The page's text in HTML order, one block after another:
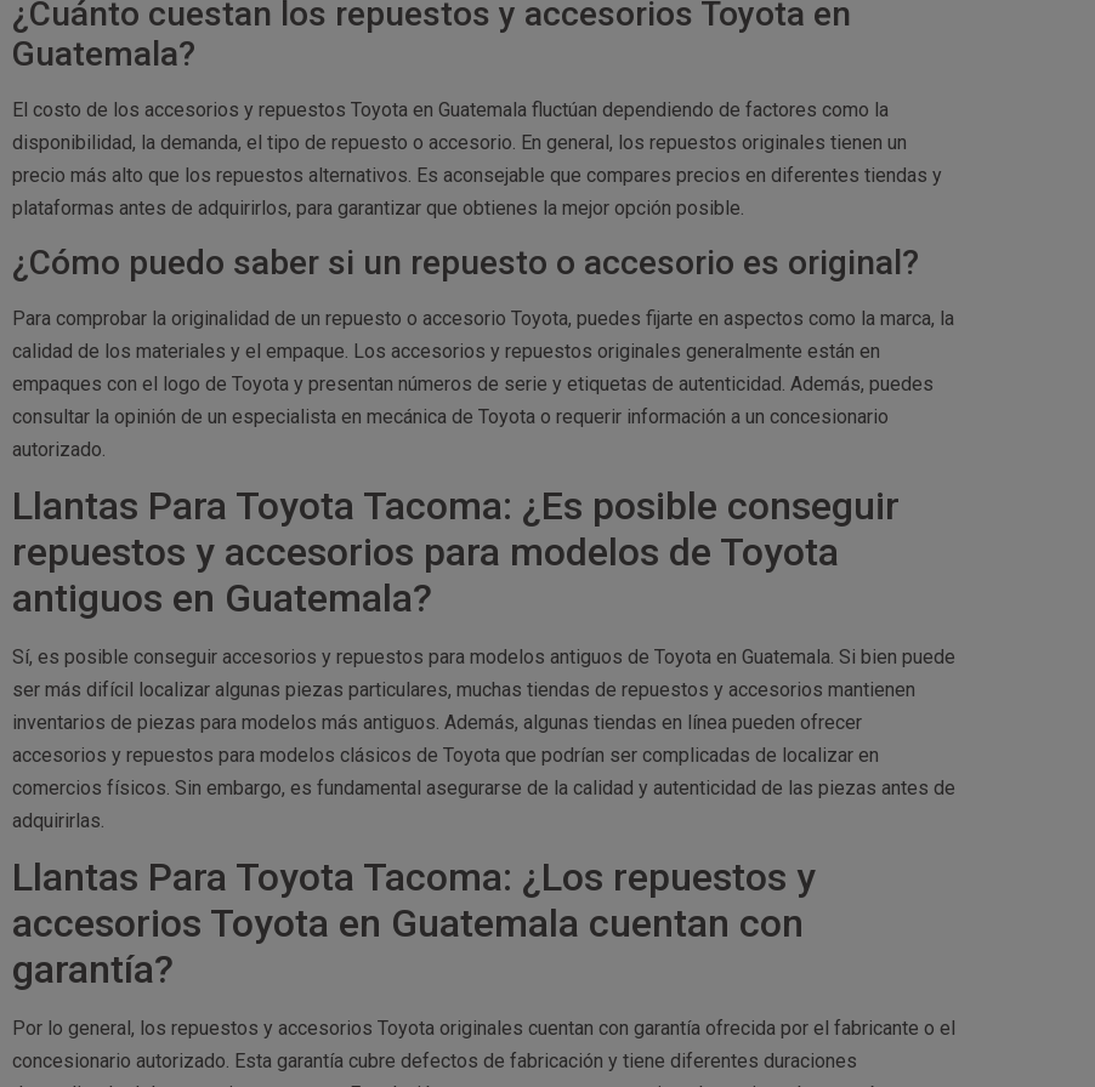
¿Cuánto cuestan los repuestos y accesorios Toyota en
Guatemala?
El costo de los accesorios y repuestos Toyota en Guatemala fluctúan dependiendo de factores como la
disponibilidad, la demanda, el tipo de repuesto o accesorio. En general, los repuestos originales tienen un
precio más alto que los repuestos alternativos. Es aconsejable que compares precios en diferentes tiendas y
plataformas antes de adquirirlos, para garantizar que obtienes la mejor opción posible.
¿Cómo puedo saber si un repuesto o accesorio es original?
Para comprobar la originalidad de un repuesto o accesorio Toyota, puedes fijarte en aspectos como la marca, la
calidad de los materiales y el empaque. Los accesorios y repuestos originales generalmente están en
empaques con el logo de Toyota y presentan números de serie y etiquetas de autenticidad. Además, puedes
consultar la opinión de un especialista en mecánica de Toyota o requerir información a un concesionario
autorizado.
Llantas Para Toyota Tacoma: ¿Es posible conseguir
repuestos y accesorios para modelos de Toyota
antiguos en Guatemala?
Sí, es posible conseguir accesorios y repuestos para modelos antiguos de Toyota en Guatemala. Si bien puede
ser más difícil localizar algunas piezas particulares, muchas tiendas de repuestos y accesorios mantienen
inventarios de piezas para modelos más antiguos. Además, algunas tiendas en línea pueden ofrecer
accesorios y repuestos para modelos clásicos de Toyota que podrían ser complicadas de localizar en
comercios físicos. Sin embargo, es fundamental asegurarse de la calidad y autenticidad de las piezas antes de
adquirirlas.
Llantas Para Toyota Tacoma: ¿Los repuestos y
accesorios Toyota en Guatemala cuentan con
garantía?
Por lo general, los repuestos y accesorios Toyota originales cuentan con garantía ofrecida por el fabricante o el
concesionario autorizado. Esta garantía cubre defectos de fabricación y tiene diferentes duraciones